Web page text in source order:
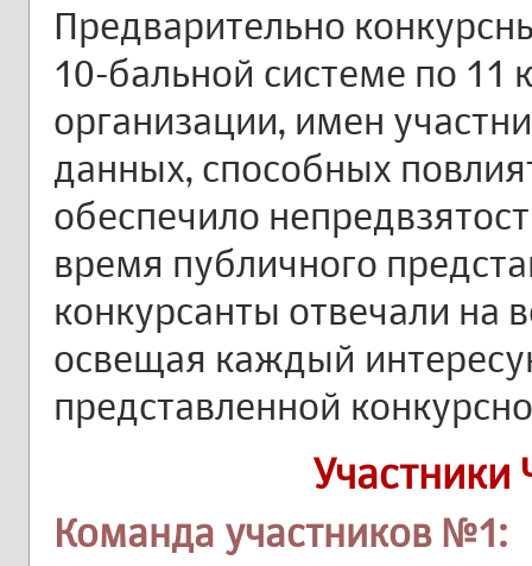
Предварительно
10-бальной системе по 11
организации, имен
данных, способных
обеспечило
время публичного
конкурсанты отвечали на
освещая каждый
представленной
Команда участников №1: